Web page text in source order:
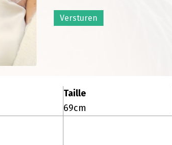
Versturen
Taille
69cm